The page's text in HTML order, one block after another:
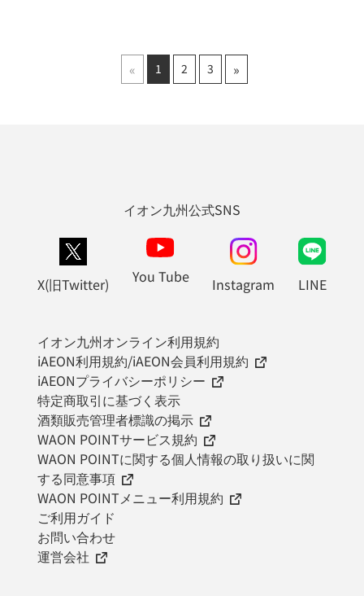
« 1 2 3 »
イオン九州公式SNS
X(旧Twitter) You Tube Instagram LINE
イオン九州オンライン利用規約
iAEON利用規約/iAEON会員利用規約
iAEONプライバシーポリシー
特定商取引に基づく表示
酒類販売管理者標識の掲示
WAON POINTサービス規約
WAON POINTに関する個人情報の取り扱いに関
する同意事項
WAON POINTメニュー利用規約
ご利用ガイド
お問い合わせ
運営会社